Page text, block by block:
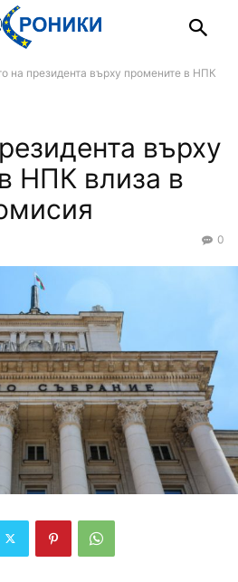
на президента върху промените в НПК
върху
НПК влиза в
0